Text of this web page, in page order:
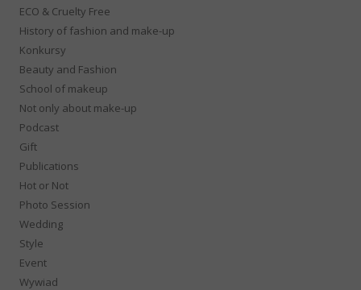
ECO & Cruelty Free
History of fashion and make-up
Konkursy
Beauty and Fashion
School of makeup
Not only about make-up
Podcast
Gift
Publications
Hot or Not
Photo Session
Wedding
Style
Event
Wywiad